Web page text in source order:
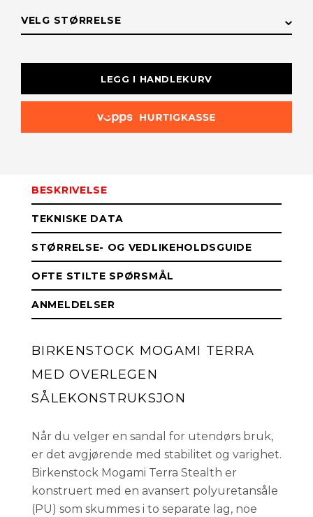
VELG STØRRELSE
STØRRELSE LAGERSTATUS
44 På lager
43 På lager
42 På lager
40 Få påminnelse
LEGG I HANDLEKURV
BESKRIVELSE
TEKNISKE DATA
STØRRELSE- OG VEDLIKEHOLDSGUIDE
OFTE STILTE SPØRSMÅL
ANMELDELSER
BIRKENSTOCK MOGAMI TERRA
MED OVERLEGEN
SÅLEKONSTRUKSJON
Når du velger en sandal for utendørs bruk,
er det avgjørende med stabilitet og varighet.
Birkenstock Mogami Terra Stealth er
konstruert med en avansert polyuretansåle
(PU) som skummes i to separate lag, noe